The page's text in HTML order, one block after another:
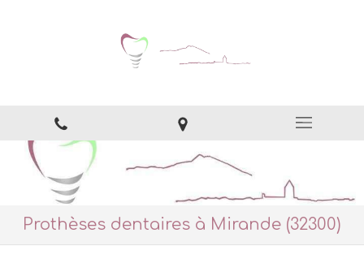
Prothèses dentaires à Mirande (32300)